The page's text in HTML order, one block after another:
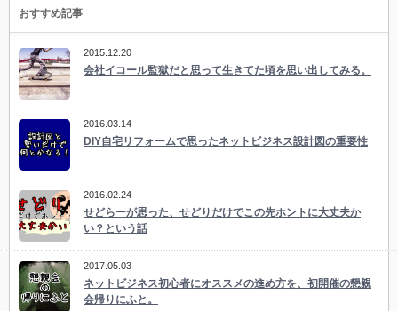
おすすめ記事
2015.12.20
会社イコール監獄だと思って生きてた頃を思い出してみる。
2016.03.14
DIY自宅リフォームで思ったネットビジネス設計図の重要性
2016.02.24
せどらーが思った、せどりだけでこの先ホントに大丈夫か
い？という話
2017.05.03
ネットビジネス初心者にオススメの進め方を、初開催の懇親
会帰りにふと。